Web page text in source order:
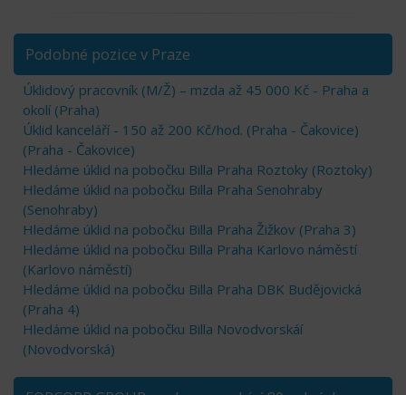
Podobné pozice v Praze
Úklidový pracovník (M/Ž) – mzda až 45 000 Kč - Praha a
okolí (Praha)
Úklid kanceláří - 150 až 200 Kč/hod. (Praha - Čakovice)
(Praha - Čakovice)
Hledáme úklid na pobočku Billa Praha Roztoky (Roztoky)
Hledáme úklid na pobočku Billa Praha Senohraby
(Senohraby)
Hledáme úklid na pobočku Billa Praha Žižkov (Praha 3)
Hledáme úklid na pobočku Billa Praha Karlovo náměstí
(Karlovo náměstí)
Hledáme úklid na pobočku Billa Praha DBK Budějovická
(Praha 4)
Hledáme úklid na pobočku Billa Novodvorskáí
(Novodvorská)